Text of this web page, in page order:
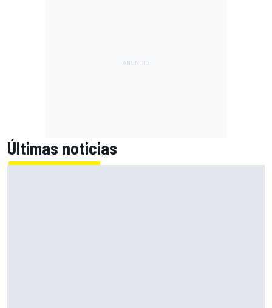
Últimas noticias